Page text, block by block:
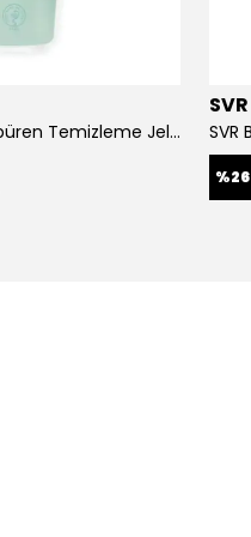
SVR Physiopure Köpüren Temizleme Jeli 200 ml
SVR
%26